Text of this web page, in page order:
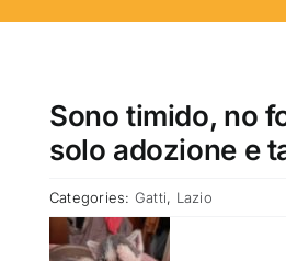
HOME
ADOTTATI O RITROVATI
Sono timido, no
solo adozione e
Categories: Gatti, Lazio